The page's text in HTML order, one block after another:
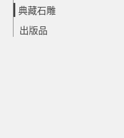
典藏石雕
出版品